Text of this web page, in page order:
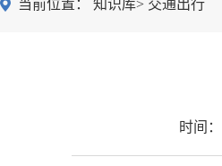
当前位置： 知识库> 交通出行
时间：